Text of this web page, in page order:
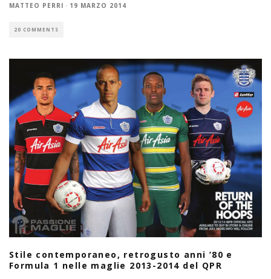
MATTEO PERRI · 19 MARZO 2014
20 COMMENTS
Stile contemporaneo, retrogusto anni ’80 e
Formula 1 nelle maglie 2013-2014 del QPR